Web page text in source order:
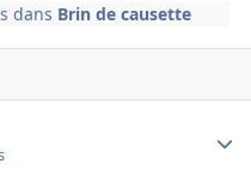
dans Brin de causette